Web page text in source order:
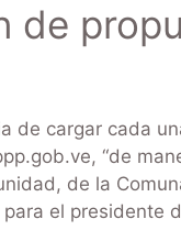
de
de cargar cada
“de
de la
el presidente